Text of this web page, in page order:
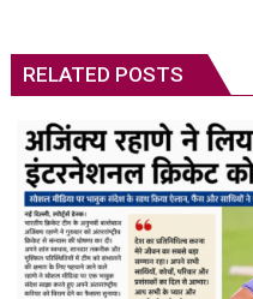
RELATED POSTS